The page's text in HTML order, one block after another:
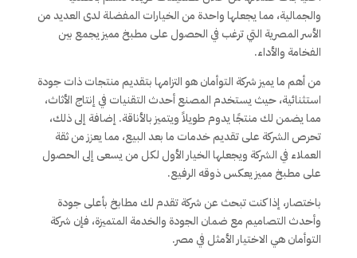
والجمالية، مما يجعلها واحدة من الخيارات المفضلة لدى العديد من
الأسر المصرية التي ترغب في الحصول على مطبخ مميز يجمع بين
الفخامة والأداء.
من أهم ما يميز شركة التوأمان هو التزامها بتقديم منتجات ذات جودة
استثنائية، حيث يستخدم المصنع أحدث التقنيات في إنتاج الأثاث،
مما يضمن لك منتجًا يدوم طويلاً ويتميز بالأناقة. إضافة إلى ذلك،
تحرص الشركة على تقديم خدمات ما بعد البيع، مما يعزز من ثقة
العملاء في الشركة ويجعلها الخيار الأول لكل من يسعى إلى الحصول
على مطبخ مميز يعكس ذوقه الرفيع.
باختصار، إذا كنت تبحث عن شركة تقدم لك مطابخ بأعلى جودة
وأحدث التصاميم مع ضمان الجودة والخدمة المتميزة، فإن شركة
التوأمان هي الاختيار الأمثل في مصر.